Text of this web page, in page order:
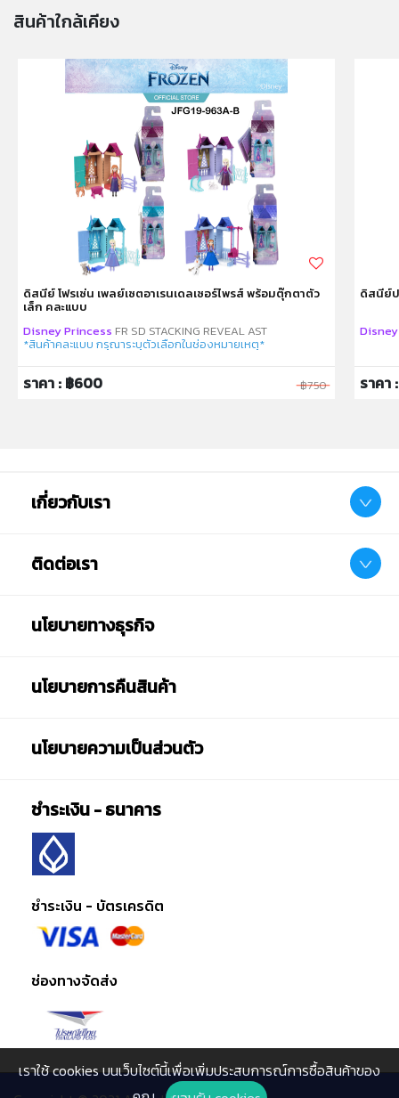
Woman 1984 with dolls inspired by fan-favorite
characters and scenes from the film!
This film-inspired Diana Prince™ doll looks just like
her onscreen character in her elegant gala gown,
nude shoes and a golden cuff bracelet.
Flexible at the shoulders, elbows, hips and knees,
this Superhero doll is ready for powerful posing and
Fans and collectors 6 years old and up can relive
their favorite movie moments with Diana Prince™
doll in her gorgeous gala gown, perfect for displays,
หมายเหตุ:
แพ็คเกจโดยร้านฯอาจไม่สามารถแจ้งให้ทราบล่วงหน้า และสี
ของผลิตภัณฑ์ที่แสดงบนเว็บไซต์อาจมีความแตกต่างกันจาก
คำเตือน/ข้อห้าม:
งานในการดูแลของผู้ปกครอง หรือผู้เชี่ยวชาญ ไม่นำเข้าจมูก
และขว้างปา
สินค้าใกล้เคียง
ดิสนีย์ โฟรเซ่น เพลย์เซตอาเรนเดลเซอร์ไพรส์ พร้อมตุ๊กตาตัว
เล็ก คละแบบ
Disney Princess FR SD STACKING REVEAL AST
*สินค้าคละแบบ กรุณาระบุตัวเลือกในช่องหมายเหตุ*
ราคา : ฿600 ฿750
ดิสนีย์ป
ราคา
เกี่ยวกับเรา
ติดต่อเรา
นโยบายทางธุรกิจ
นโยบายการคืนสินค้า
นโยบายความเป็นส่วนตัว
ชำระเงิน - ธนาคาร
ชำระเงิน - บัตรเครดิต
ช่องทางจัดส่ง
เราใช้ cookies บนเว็บไซต์นี้เพื่อเพิ่มประสบการณ์การซื้อสินค้าของ